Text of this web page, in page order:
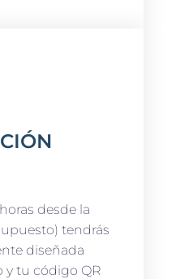
desde la
tendrás
diseñada
y tu código QR